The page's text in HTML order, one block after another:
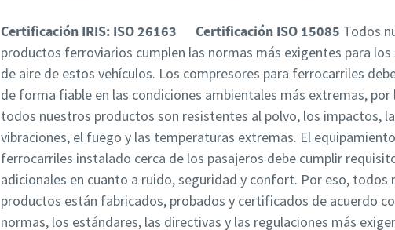
Certificación IRIS: ISO 26163 Certificación ISO 15085 Todos
productos ferroviarios cumplen las normas más exigentes para
de aire de estos vehículos. Los compresores para ferrocarriles
de forma fiable en las condiciones ambientales más extremas, por
todos nuestros productos son resistentes al polvo, los impactos,
vibraciones, el fuego y las temperaturas extremas. El
ferrocarriles instalado cerca de los pasajeros debe cumplir
adicionales en cuanto a ruido, seguridad y confort. Por eso, todos
productos están fabricados, probados y certificados de acuerdo
normas, los estándares, las directivas y las regulaciones más